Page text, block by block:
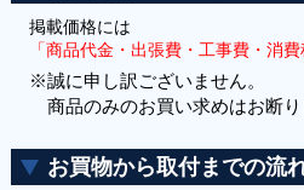
掲載価格には
「商品代金・出張費・工事費・消
※誠に申し訳ございません。
商品のみのお買い求めはお断り
お買物から取付までの流